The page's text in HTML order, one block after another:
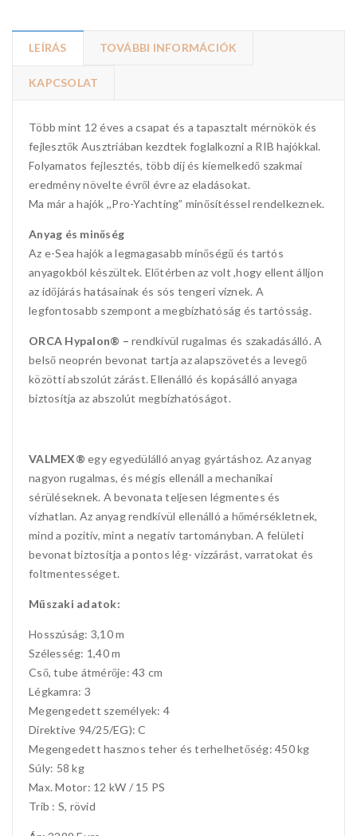
LEÍRÁS TOVÁBBI INFORMÁCIÓK
KAPCSOLAT
Több mint 12 éves a csapat és a tapasztalt mérnökök és
fejlesztők Ausztriában kezdtek foglalkozni a RIB hajókkal.
Folyamatos fejlesztés, több díj és kiemelkedő szakmai
eredmény növelte évről évre az eladásokat.
Ma már a hajók ,,Pro-Yachting” minősítéssel rendelkeznek.
Anyag és minőség
Az e-Sea hajók a legmagasabb minőségű és tartós
anyagokból készültek. Előtérben az volt ,hogy ellent álljon
az időjárás hatásainak és sós tengeri víznek. A
legfontosabb szempont a megbízhatóság és tartósság.
ORCA Hypalon® – rendkívül rugalmas és szakadásálló. A
belső neoprén bevonat tartja az alapszövetés a levegő
közötti abszolút zárást. Ellenálló és kopásálló anyaga
biztosítja az abszolút megbízhatóságot.
VALMEX® egy egyedülálló anyag gyártáshoz. Az anyag
nagyon rugalmas, és mégis ellenáll a mechanikai
sérüléseknek. A bevonata teljesen légmentes és
vízhatlan. Az anyag rendkívül ellenálló a hőmérsékletnek,
mind a pozitív, mint a negatív tartományban. A felületi
bevonat biztosítja a pontos lég- vízzárást, varratokat és
foltmentességet.
Műszaki adatok:
Hosszúság: 3,10 m
Szélesség: 1,40 m
Cső, tube átmérője: 43 cm
Légkamra: 3
Megengedett személyek: 4
Direktive 94/25/EG): C
Megengedett hasznos teher és terhelhetőség: 450 kg
Súly: 58 kg
Max. Motor: 12 kW / 15 PS
Trib : S, rövid